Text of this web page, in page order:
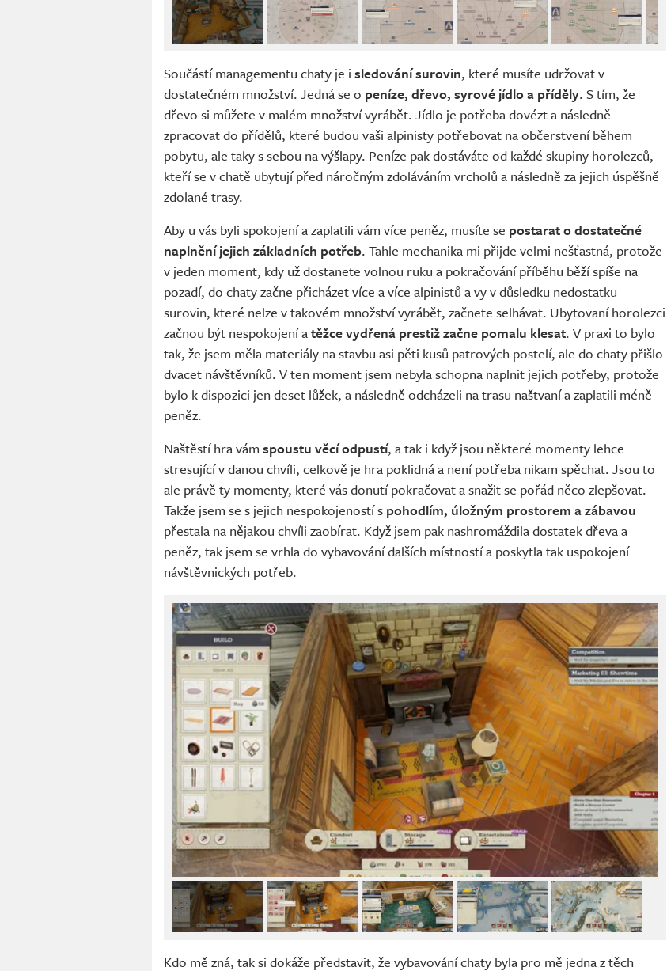
Součástí managementu chaty je i sledování surovin, které musíte udržovat v
dostatečném množství. Jedná se o peníze, dřevo, syrové jídlo a příděly. S tím, že
dřevo si můžete v malém množství vyrábět. Jídlo je potřeba dovézt a následně
zpracovat do přídělů, které budou vaši alpinisty potřebovat na občerstvení během
pobytu, ale taky s sebou na výšlapy. Peníze pak dostáváte od každé skupiny horolezců,
kteří se v chatě ubytují před náročným zdoláváním vrcholů a následně za jejich úspěšně
zdolané trasy.
Aby u vás byli spokojení a zaplatili vám více peněz, musíte se postarat o dostatečné
naplnění jejich základních potřeb. Tahle mechanika mi přijde velmi nešťastná, protože
v jeden moment, kdy už dostanete volnou ruku a pokračování příběhu běží spíše na
pozadí, do chaty začne přicházet více a více alpinistů a vy v důsledku nedostatku
surovin, které nelze v takovém množství vyrábět, začnete selhávat. Ubytovaní horolezci
začnou být nespokojení atěžce vydřená prestiž začne pomalu klesat. V praxi to bylo
tak, že jsem měla materiály na stavbu asi pěti kusů patrových postelí, ale do chaty přišlo
dvacet návštěvníků. V ten moment jsem nebyla schopna naplnit jejich potřeby, protože
bylo k dispozici jen deset lůžek, a následně odcházeli na trasu naštvaní a zaplatili méně
peněz.
Naštěstí hra vám spoustu věcí odpustí, a tak i když jsou některé momenty lehce
stresující v danou chvíli, celkově je hra poklidná a není potřeba nikam spěchat. Jsou to
ale právě ty momenty, které vás donutí pokračovat a snažit se pořád něco zlepšovat.
Takže jsem se s jejich nespokojeností s pohodlím, úložným prostorem a zábavou
přestala na nějakou chvíli zaobírat. Když jsem pak nashromáždila dostatek dřeva a
peněz, tak jsem se vrhla do vybavování dalších místností a poskytla tak uspokojení
návštěvnických potřeb.
Kdo mě zná, tak si dokáže představit, že vybavování chaty byla pro mě jedna z těch